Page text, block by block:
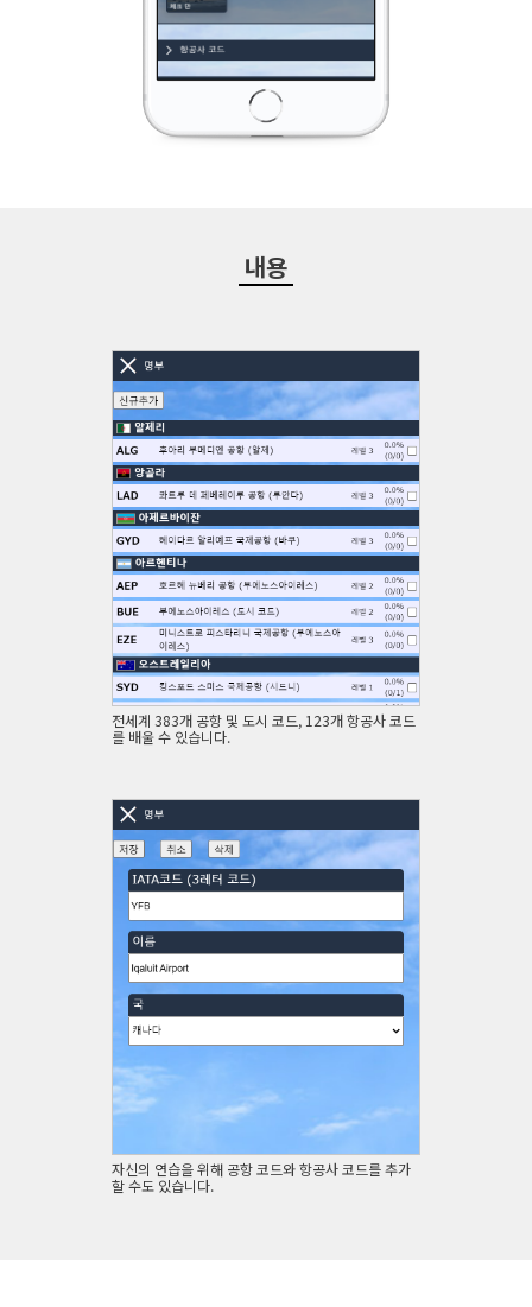
내용
전세계 383개 공항 및 도시 코드, 123개 항공사 코드
를 배울 수 있습니다.
자신의 연습을 위해 공항 코드와 항공사 코드를 추가
할 수도 있습니다.